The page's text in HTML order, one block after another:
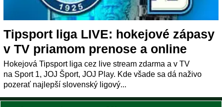
Tipsport liga LIVE: hokejové zápasy
v TV priamom prenose a online
Hokejová Tipsport liga cez live stream zdarma a v TV
na Sport 1, JOJ Šport, JOJ Play. Kde všade sa dá naživo
pozerať najlepší slovenský ligový...